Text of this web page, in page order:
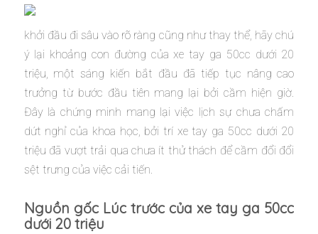
khởi đầu đi sâu vào rõ ràng cũng như thay thể, hãy chú
ý lại khoảng con đường của xe tay ga 50cc dưới 20
triệu, một sáng kiến bắt đầu đã tiếp tục nâng cao
trưởng từ bước đầu tiên mang lại bởi cầm hiện giờ.
Đây là chứng minh mang lại việc lịch sự chưa chấm
dứt nghỉ của khoa học, bởi trí xe tay ga 50cc dưới 20
triệu đã vượt trải qua chưa ít thử thách để cầm đổi đổi
sệt trưng của việc cải tiến.
Nguồn gốc Lúc trước của xe tay ga 50cc
dưới 20 triệu